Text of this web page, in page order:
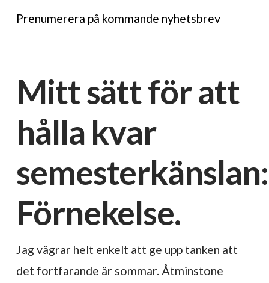
Prenumerera på kommande nyhetsbrev
Mitt sätt för att
hålla kvar
semesterkänslan:
Förnekelse.
Jag vägrar helt enkelt att ge upp tanken att
det fortfarande är sommar. Åtminstone